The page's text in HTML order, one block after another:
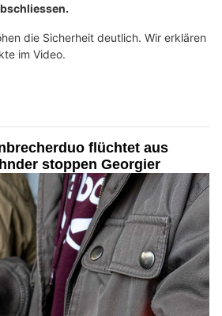
die Sicherheit deutlich. Wir erklären
im Video.
flüchtet aus
stoppen Georgier